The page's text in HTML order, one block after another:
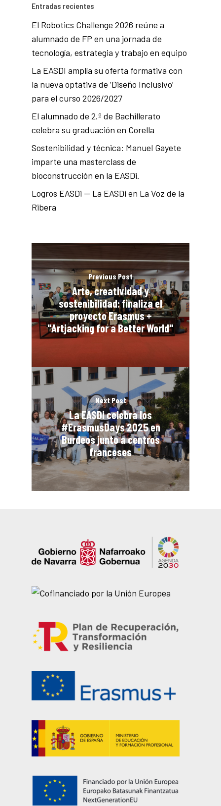
Entradas recientes
El Robotics Challenge 2026 reúne a
alumnado de FP en una jornada de
tecnología, estrategia y trabajo en equipo
La EASDI amplía su oferta formativa con
la nueva optativa de ‘Diseño Inclusivo’
para el curso 2026/2027
El alumnado de 2.º de Bachillerato
celebra su graduación en Corella
Sostenibilidad y técnica: Manuel Gayete
imparte una masterclass de
bioconstrucción en la EASDi.
Logros EASDi — La EASDi en La Voz de la
Ribera
Previous Post
Arte, creatividad y
sostenibilidad: finaliza el
proyecto Erasmus +
"Artjacking for a Better World"
Next Post
La EASDi celebra los
#ErasmusDays 2025 en
Burdeos junto a centros
franceses